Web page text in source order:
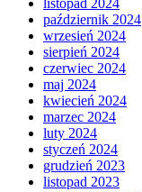
listopad 2024
październik 2024
wrzesień 2024
sierpień 2024
czerwiec 2024
maj 2024
kwiecień 2024
marzec 2024
luty 2024
styczeń 2024
grudzień 2023
listopad 2023